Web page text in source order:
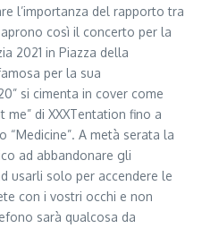
l’importanza del rapporto tra
così il concerto per la
2021 in Piazza della
per la sua
si cimenta in cover come
me” di XXXTentation fino a
A metà serata la
ad abbandonare gli
usarli solo per accendere le
con i vostri occhi e non
sarà qualcosa da